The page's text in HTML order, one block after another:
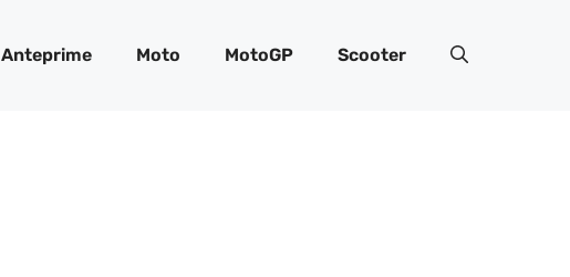
Anteprime Moto MotoGP Scooter